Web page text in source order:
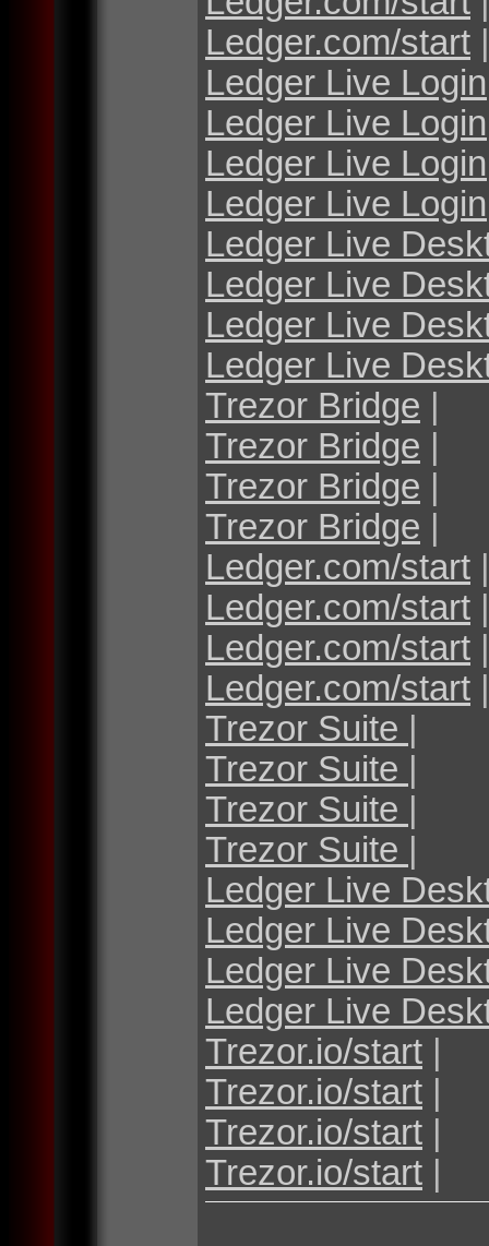
Ledger.com/start |
Ledger Live Login
Ledger Live Login
Ledger Live Login
Ledger Live Login
Ledger Live
Ledger Live
Ledger Live
Ledger Live
Trezor Bridge |
Trezor Bridge |
Trezor Bridge |
Trezor Bridge |
Ledger.com/start |
Ledger.com/start |
Ledger.com/start |
Ledger.com/start |
Trezor Suite |
Trezor Suite |
Trezor Suite |
Trezor Suite |
Ledger Live
Ledger Live
Ledger Live
Ledger Live
Trezor.io/start |
Trezor.io/start |
Trezor.io/start |
Trezor.io/start |